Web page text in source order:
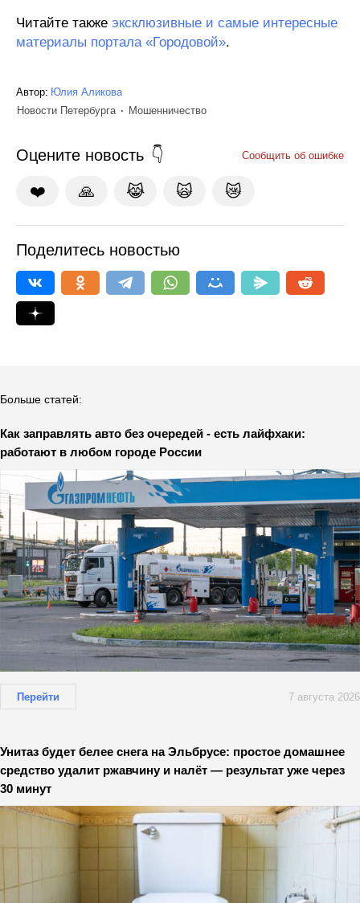
Читайте также эксклюзивные и самые интересные
материалы портала «Городовой».
Автор: Юлия Аликова
Новости Петербурга
Мошенничество
Оцените новость Сообщить об ошибке
❤️ 🙏 😹 🙀 😿
Поделитесь новостью
Больше статей:
Как заправлять авто без очередей - есть лайфхаки:
работают в любом городе России
Перейти 7 августа 2026
Унитаз будет белее снега на Эльбрусе: простое домашнее
средство удалит ржавчину и налёт — результат уже через
30 минут